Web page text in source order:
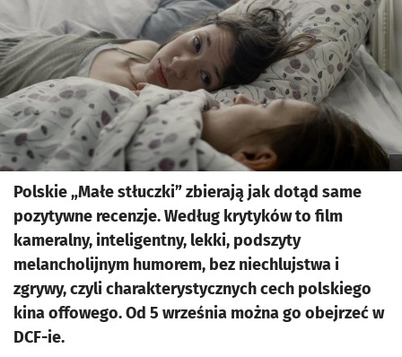
Polskie „Małe stłuczki” zbierają jak dotąd same
pozytywne recenzje. Według krytyków to film
kameralny, inteligentny, lekki, podszyty
melancholijnym humorem, bez niechlujstwa i
zgrywy, czyli charakterystycznych cech polskiego
kina offowego. Od 5 września można go obejrzeć w
DCF-ie.